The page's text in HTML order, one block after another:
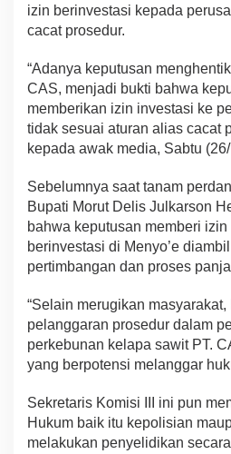
izin berinvestasi kepada
cacat prosedur.
“Adanya keputusan
CAS, menjadi bukti bahwa
memberikan izin investasi ke
tidak sesuai aturan alias cacat
kepada awak media, Sabtu
Sebelumnya saat tanam
Bupati Morut Delis Julkarson
bahwa keputusan memberi
berinvestasi di Menyo’e
pertimbangan dan proses
“Selain merugikan
pelanggaran prosedur dalam
perkebunan kelapa sawit PT.
yang berpotensi melanggar
Sekretaris Komisi III ini pun
Hukum baik itu kepolisian
melakukan penyelidikan